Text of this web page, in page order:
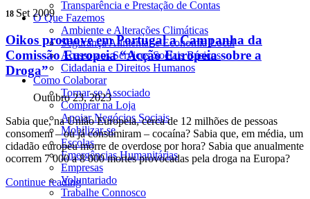
Transparência e Prestação de Contas
O Que Fazemos
Ambiente e Alterações Climáticas
Segurança Alimentar e Economia Local
Acesso aos Serviços Sociais Básicos
Cidadania e Direitos Humanos
Como Colaborar
Tornar-se Associado
Comprar na Loja
Apoiar Negócios Sociais
Mobilizar-se
Escolas
Emergências Humanitárias
Empresas
Voluntariado
Trabalhe Connosco
18 Set 2009
Oikos promove em Portugal a Campanha da
Comissão Europeia “Acção Europeia sobre a
Droga”
Outubro 23, 2023
Sabia que, na União Europeia, cerca de 12 milhões de pessoas
consomem – ou já consumiram – cocaína? Sabia que, em média, um
cidadão europeu morre de overdose por hora? Sabia que anualmente
ocorrem 7 000 a 8 000 mortes provocadas pela droga na Europa?
Continue reading